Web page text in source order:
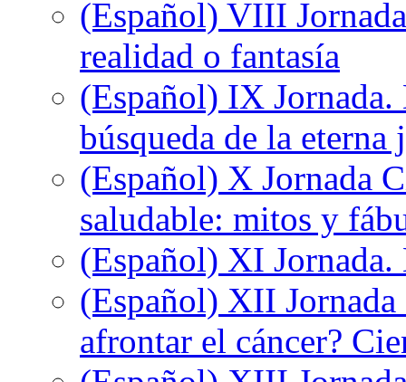
(Español) VIII
realidad o fantasía
(Español) IX
búsqueda de la eterna
(Español) X Jornada
saludable: mitos y
(Español) XI Jornada.
(Español) XII Jornada
afrontar el cáncer?